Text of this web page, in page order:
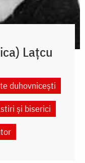
Lațcu
duhovnicești
și biserici